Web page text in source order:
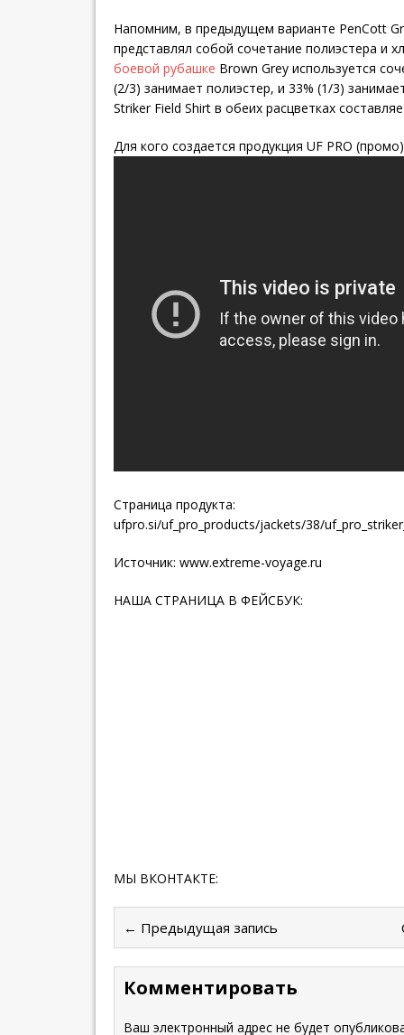
Напомним, в предыдущем варианте PenCott
представлял собой сочетание полиэстера и
боевой рубашке Brown Grey используется
(2/3) занимает полиэстер, и 33% (1/3)
Striker Field Shirt в обеих расцветках
Для кого создается продукция UF PRO
Страница продукта:
ufpro.si/uf_pro_products/jackets/38/
Источник: www.extreme-voyage.ru
НАША СТРАНИЦА В ФЕЙСБУК:
МЫ ВКОНТАКТЕ:
← Предыдущая запись
Комментировать
Ваш электронный адрес не будет